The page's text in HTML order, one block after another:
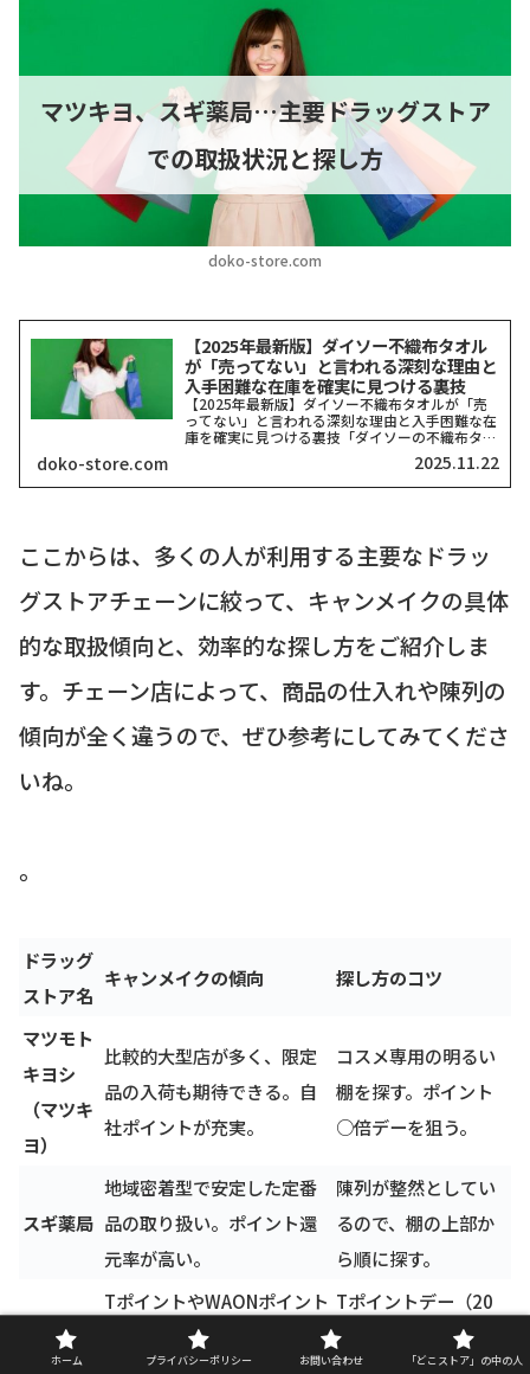
doko-store.com
マツキヨ、スギ薬局…主要ドラッグストア
での取扱状況と探し方
【2025年最新版】ダイソー不織布タオル
が「売ってない」と言われる深刻な理由と
入手困難な在庫を確実に見つける裏技
【2025年最新版】ダイソー不織布タオルが「売
ってない」と言われる深刻な理由と入手困難な在
庫を確実に見つける裏技「ダイソーの不織布タオ
ルがどこにも売ってない！」そう嘆いている方、
本当に多いですよね。私も探し回った経験がある
ので、その気持ち、...
doko-store.com 2025.11.22
ここからは、多くの人が利用する主要なドラッ
グストアチェーンに絞って、キャンメイクの具体
的な取扱傾向と、効率的な探し方をご紹介しま
す。チェーン店によって、商品の仕入れや陳列の
傾向が全く違うので、ぜひ参考にしてみてくださ
いね。
。
ドラッグ
ストア名
キャンメイクの傾向 探し方のコツ
マツモト
キヨシ
（マツキ
ヨ）
比較的大型店が多く、限定
品の入荷も期待できる。自
社ポイントが充実。
コスメ専用の明るい
棚を探す。ポイント
○倍デーを狙う。
スギ薬局
地域密着型で安定した定番
品の取り扱い。ポイント還
元率が高い。
陳列が整然としてい
るので、棚の上部か
ら順に探す。
ウエルシ
TポイントやWAONポイント
が貯まる。日用品売り場と
Tポイントデー（20
日）前後の在庫が充
ホーム プライバシーポリシー お問い合わせ 「どこストア」の中の人